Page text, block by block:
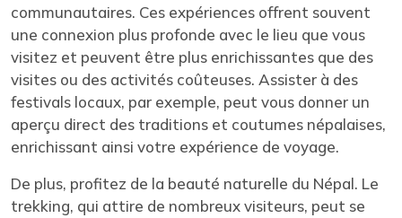
communautaires. Ces expériences offrent souvent
une connexion plus profonde avec le lieu que vous
visitez et peuvent être plus enrichissantes que des
visites ou des activités coûteuses. Assister à des
festivals locaux, par exemple, peut vous donner un
aperçu direct des traditions et coutumes népalaises,
enrichissant ainsi votre expérience de voyage.
De plus, profitez de la beauté naturelle du Népal. Le
trekking, qui attire de nombreux visiteurs, peut se